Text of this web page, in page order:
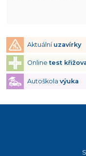
Aktuální uzavírky
Onlinetest
Autoškola výuka